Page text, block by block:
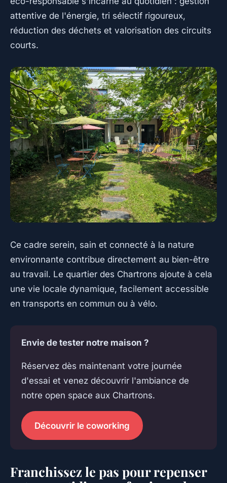
attentive de l'énergie, tri sélectif rigoureux,
réduction des déchets et valorisation des circuits
courts.
Ce cadre serein, sain et connecté à la nature
environnante contribue directement au bien-être
au travail. Le quartier des Chartrons ajoute à cela
une vie locale dynamique, facilement accessible
en transports en commun ou à vélo.
Envie de tester notre maison ?
Réservez dès maintenant votre journée
d'essai et venez découvrir l'ambiance de
notre open space aux Chartrons.
Découvrir le coworking
Franchissez le pas pour repenser